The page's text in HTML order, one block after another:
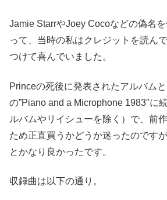
Jamie StarrやJoey Cocoなどの偽名
って、当時の私はクレジットを読ん
つけて喜んでいました。
Princeの死後に発表されたアルバム
の”Piano and a Microphone 1983″に
ルバムやリイシューを除く）で、前
ため正直買うかどうか迷ったのです
とかなり良かったです。
収録曲は以下の通り。